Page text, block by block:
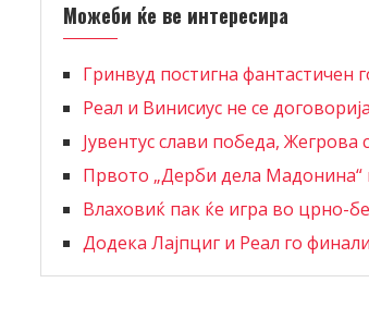
Можеби ќе ве интересира
Гринвуд постигна фантастичен
Реал и Винисиус не се
Јувентус слави победа,
Првото „Дерби дела
Влаховиќ пак ќе игра во црно-
Додека Лајпциг и Реал го